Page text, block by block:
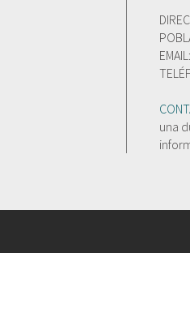
una